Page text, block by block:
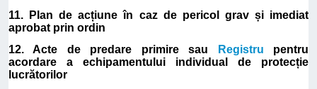
11. Plan de acțiune în caz de pericol grav și imediat
aprobat prin ordin
12. Acte de predare primire sau
Registru pentru
acordare a echipamentului individual de protecție
lucrătorilor